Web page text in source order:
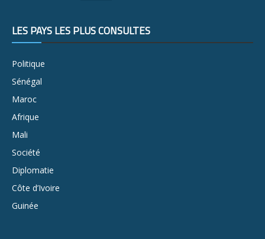
LES PAYS LES PLUS CONSULTÉS
Politique
Sénégal
Maroc
Afrique
Mali
Société
Diplomatie
Côte d’Ivoire
Guinée